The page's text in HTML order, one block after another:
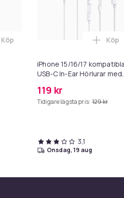
med mikrofon och fjärrkontroll -
Lägg till Apple EarPods med
Köp
iPhone 15/16/17 kompatibla
USB-C In-Ear Hörlurar med
119 kr
Tidigare lägsta pris: 129 kr
Köp
3,1
onsdag, 19 aug